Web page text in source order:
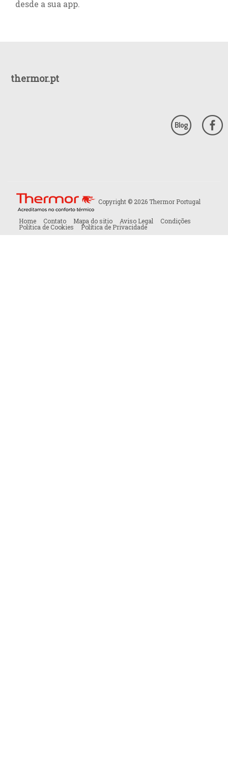
desde a sua app.
thermor.pt
Copyright © 2026 Thermor Portugal
Home Contato Mapa do sitio Aviso Legal Condições
Política de Cookies Política de Privacidade